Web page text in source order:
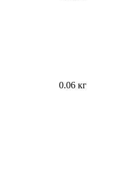
0.06 кг